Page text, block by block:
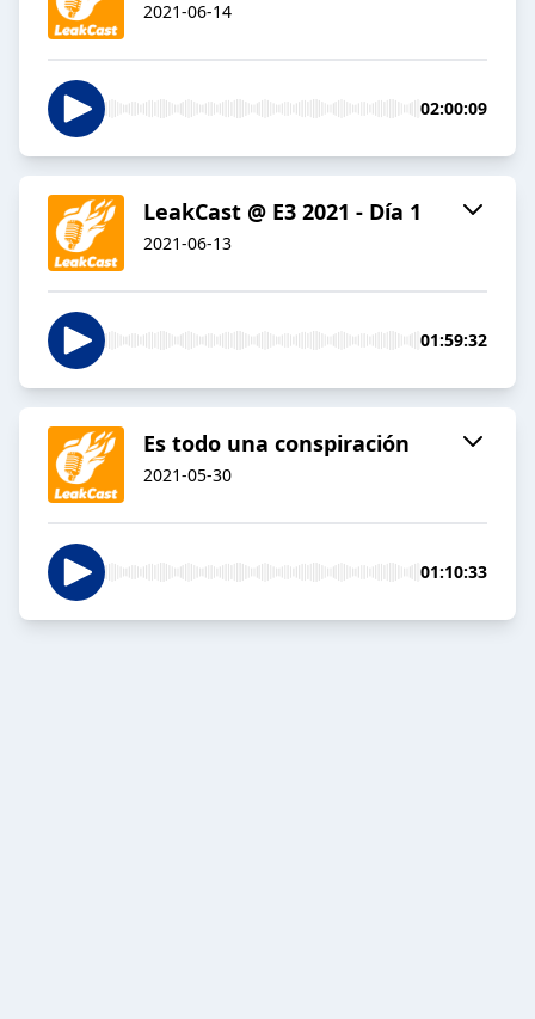
2021-06-14
02:00:09
LeakCast @ E3 2021 - Día 1
2021-06-13
01:59:32
Es todo una conspiración
2021-05-30
01:10:33